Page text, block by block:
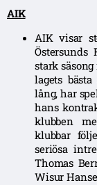
AIK
AIK visar
Östersunds
stark
lagets
lång, har
hans
klubben
klubbar
seriösa
Thomas
Wisur